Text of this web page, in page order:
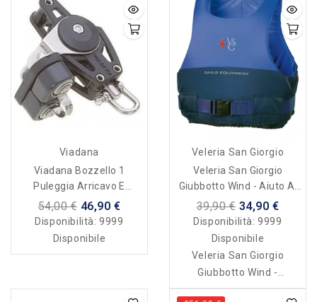
Viadana
Viadana Bozzello 1
Puleggia Arricavo E
Strozzascotte
54,00 € 46,90 €
Disponibilità:9999
Disponibile
Veleria San Giorgio
Veleria San Giorgio
Giubbotto Wind - Aiuto Al
Galleggiamento 50 N
39,90 € 34,90 €
Disponibilità:9999
Disponibile
Veleria San Giorgio
Giubbotto Wind -
giubbotto Aiuto al